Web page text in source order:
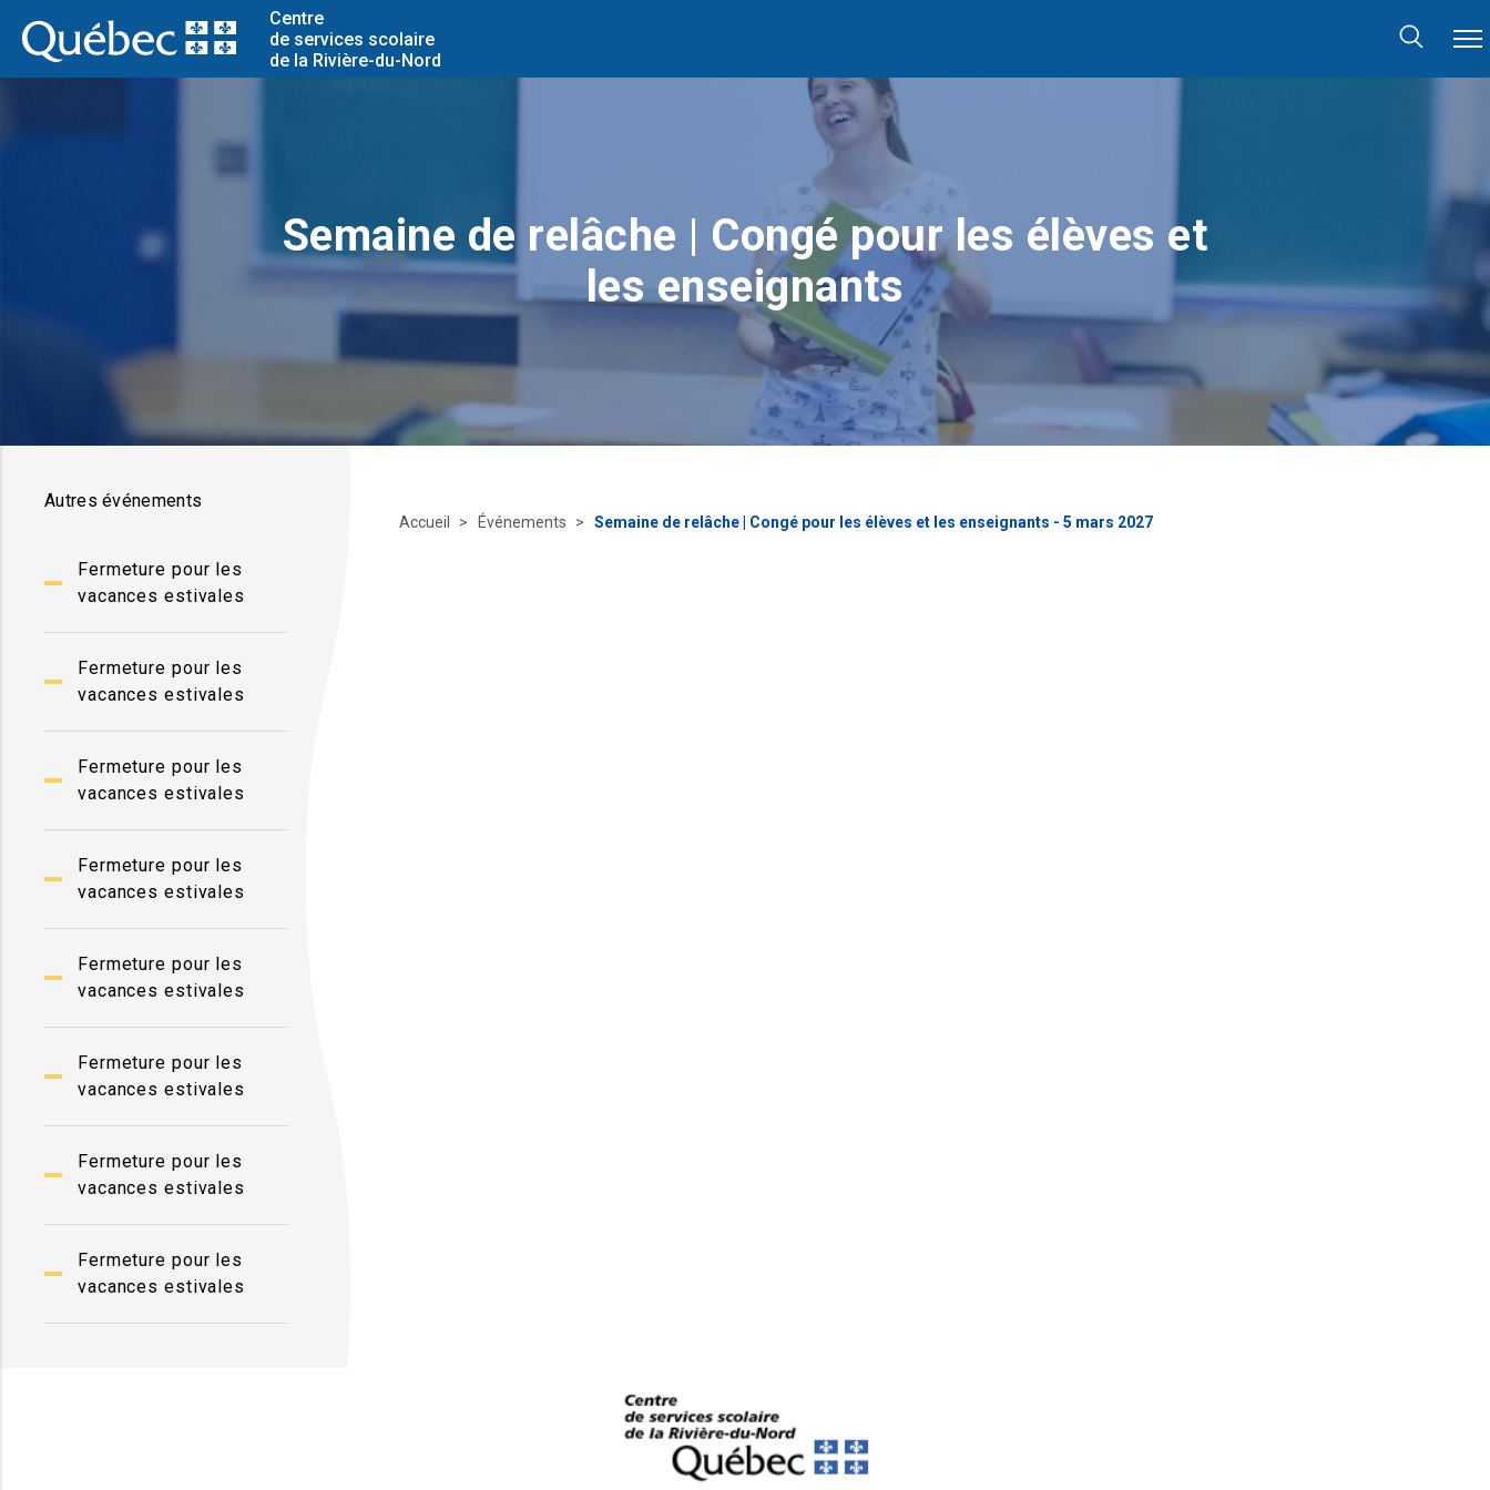
Centre
de services scolaire
de la Rivière-du-Nord
Semaine de relâche | Congé pour les élèves et
les enseignants
Autres événements
Fermeture pour les
vacances estivales
Fermeture pour les
vacances estivales
Fermeture pour les
vacances estivales
Fermeture pour les
vacances estivales
Fermeture pour les
vacances estivales
Fermeture pour les
vacances estivales
Fermeture pour les
vacances estivales
Fermeture pour les
vacances estivales
Accueil Événements Semaine de relâche | Congé pour les élèves et les enseignants - 5 mars 2027